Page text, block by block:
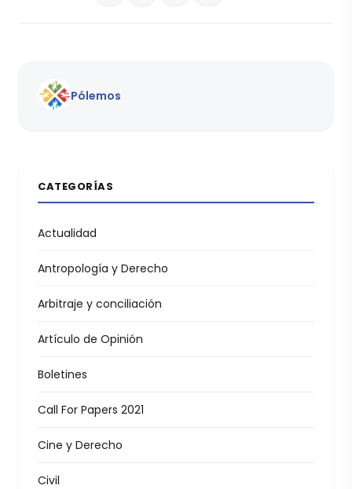
Pólemos
CATEGORÍAS
Actualidad
Antropología y Derecho
Arbitraje y conciliación
Artículo de Opinión
Boletines
Call For Papers 2021
Cine y Derecho
Civil